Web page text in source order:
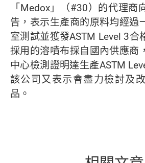
「Medox」（#30）的代理商
告，表示生產商的原料均經過
室測試並獲發ASTM Level 3合
採用的溶噴布採自國內供應商
中心檢測證明達生產ASTM
該公司又表示會盡力檢討及
品。